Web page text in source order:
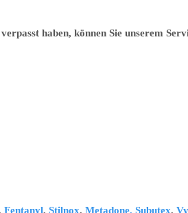
haben, können Sie unserem
Fentanyl, Stilnox, Metadone, Subutex,